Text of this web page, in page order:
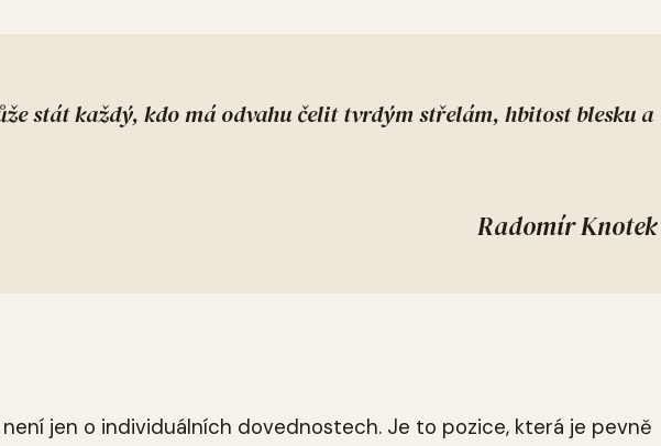
stát každý, kdo má odvahu čelit tvrdým střelám, hbitost blesku a
Radomír Knotek
jen o individuálních dovednostech. Je to pozice, která je pevně